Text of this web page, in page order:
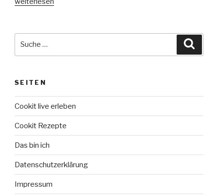
Ideen
mit
von
Bosch“
SEITEN
Cookit live erleben
Cookit Rezepte
Das bin ich
Datenschutzerklärung
Impressum